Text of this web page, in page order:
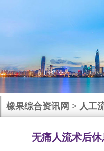
橡果综合资讯网 > 人工
无痛人流术后